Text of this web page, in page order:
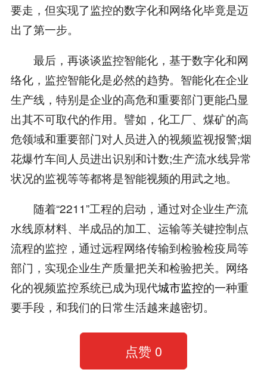
要走，但实现了监控的数字化和网络化毕竟是迈
出了第一步。
最后，再谈谈监控智能化，基于数字化和网
络化，监控智能化是必然的趋势。智能化在企业
生产线，特别是企业的高危和重要部门更能凸显
出其不可取代的作用。譬如，化工厂、煤矿的高
危领域和重要部门对人员进入的视频监视报警;烟
花爆竹车间人员进出识别和计数;生产流水线异常
状况的监视等等都将是智能视频的用武之地。
随着“2211”工程的启动，通过对企业生产流
水线原材料、半成品的加工、运输等关键控制点
流程的监控，通过远程网络传输到检验检疫局等
部门，实现企业生产质量把关和检验把关。网络
化的视频监控系统已成为现代城市监控的一种重
要手段，和我们的日常生活越来越密切。
点赞 0